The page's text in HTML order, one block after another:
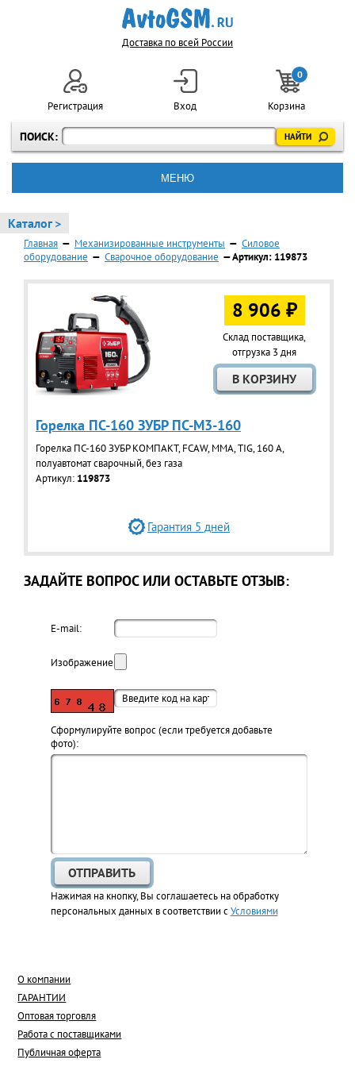
Доставка по всей России
ПОИСК:
Регистрация Вход
0
Корзина
МЕНЮ
Каталог >
Главная — Механизированные инструменты — Силовое
оборудование — Сварочное оборудование — Артикул: 119873
8 906 ₽
Склад поставщика,
отгрузка 3 дня
Горелка ПС-160 ЗУБР ПС-М3-160
Горелка ПС-160 ЗУБР КОМПАКТ, FCAW, MMA, TIG, 160 А,
полуавтомат сварочный, без газа
Артикул: 119873
Гарантия 5 дней
ЗАДАЙТЕ ВОПРОС ИЛИ ОСТАВЬТЕ ОТЗЫВ:
E-mail:
Изображение:
Cформулируйте вопрос (если требуется добавьте
фото):
Нажимая на кнопку, Вы соглашаетесь на обработку
персональных данных в соответствии сУсловиями
О компании
ГАРАНТИИ
Оптовая торговля
Работа с поставщиками
Публичная оферта